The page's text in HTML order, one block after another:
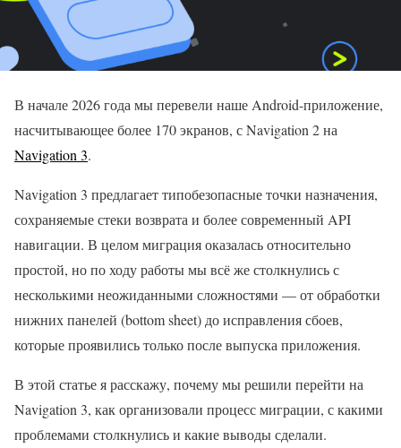
В начале 2026 года мы перевели наше Android-приложение,
насчитывающее более 170 экранов, с Navigation 2 на
Navigation 3.
Navigation 3 предлагает типобезопасные точки назначения,
сохраняемые стеки возврата и более современный API
навигации. В целом миграция оказалась относительно
простой, но по ходу работы мы всё же столкнулись с
несколькими неожиданными сложностями — от обработки
нижних панелей (bottom sheet) до исправления сбоев,
которые проявились только после выпуска приложения.
В этой статье я расскажу, почему мы решили перейти на
Navigation 3, как организовали процесс миграции, с какими
проблемами столкнулись и какие выводы сделали.